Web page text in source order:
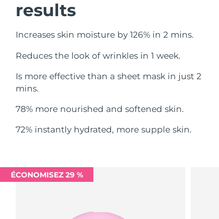
results
Increases skin moisture by 126% in 2 mins.
Reduces the look of wrinkles in 1 week.
Is more effective than a sheet mask in just 2
mins.
78% more nourished and softened skin.
72% instantly hydrated, more supple skin.
ÉCONOMISEZ 29 %
Porto Rico
Qatar Livraison estimée9/8/26
La Réunion Livraison estimée 13/8/26
Russie